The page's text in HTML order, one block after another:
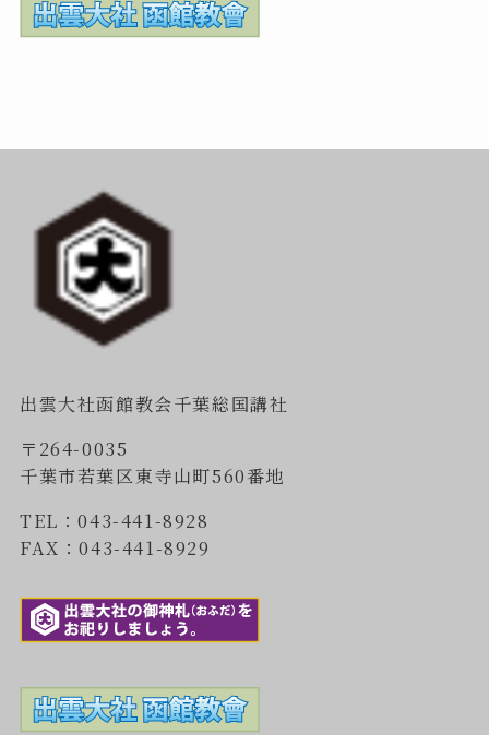
出雲大社函館教会千葉総国講社
〒264-0035
千葉市若葉区東寺山町560番地
TEL：043-441-8928
FAX：043-441-8929